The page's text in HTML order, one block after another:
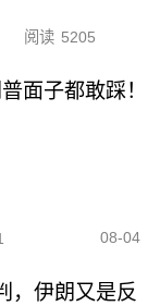
阅读 5205
面子都敢踩！
08-04
，伊朗又是反